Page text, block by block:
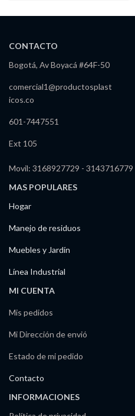
CONTACTO
Bogotá, Av Boyacá #64F-50
comercial1@productosplast
icos.co
601-7447551
Ext 105
Movil: 3168927729 - 3143716779
MAS POPULARES
Hogar
Manejo de residuos
Muebles y Jardín
Línea Industrial
MI CUENTA
Mis pedidos
Mi Dirección de envió
Estado de mi pedido
Contacto
INFORMACIONES